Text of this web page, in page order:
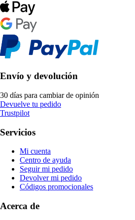
Envío y devolución
30 días para cambiar de opinión
Devuelve tu pedido
Trustpilot
Servicios
Mi cuenta
Centro de ayuda
Seguir mi pedido
Devolver mi pedido
Códigos promocionales
Acerca de